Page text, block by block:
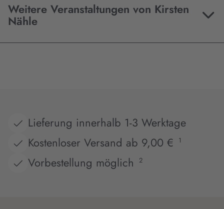
Weitere Veranstaltungen von Kirsten
Nähle
Lieferung innerhalb 1-3 Werktage
Kostenloser Versand ab 9,00 €
1
Vorbestellung möglich 2